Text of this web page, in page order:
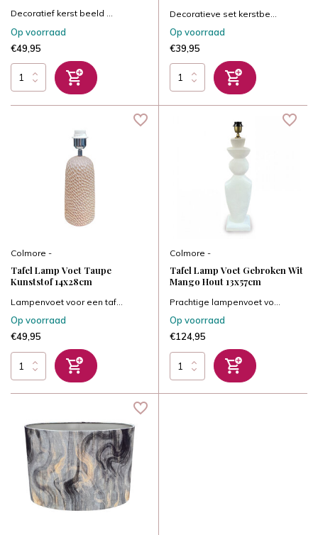
Decoratief kerst beeld ...
Op voorraad
€49,95
Decoratieve set kerstbe...
Op voorraad
€39,95
Colmore -
Tafel Lamp Voet Taupe
Kunststof 14x28cm
Lampenvoet voor een taf...
Op voorraad
€49,95
Colmore -
Tafel Lamp Voet Gebroken Wit
Mango Hout 13x57cm
Prachtige lampenvoet vo...
Op voorraad
€124,95